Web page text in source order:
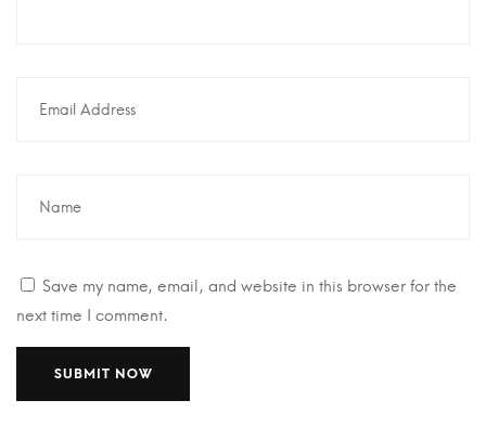
Save my name, email, and website in this browser for the
next time I comment.